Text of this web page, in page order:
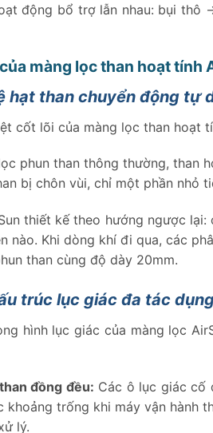
động bổ trợ lẫn nhau: bụi thô
màng lọc than hoạt tính
hạt than chuyển động tự
cốt lõi của màng lọc than hoạt
phun than thông thường, than
bị chôn vùi, chỉ một phần nhỏ
thiết kế theo hướng ngược
nào. Khi dòng khí đi qua, các
than cùng độ dày 20mm.
trúc lục giác đa tác
hình lục giác của màng lọc
đồng đều: Các ô lục giác cố
khoảng trống khi máy vận hành
lý.